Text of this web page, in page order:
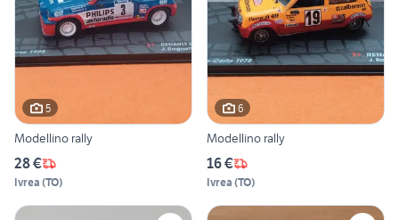
5
Modellino rally
28 €
Ivrea (TO)
6
Modellino rally
16 €
Ivrea (TO)